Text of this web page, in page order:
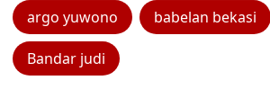
argo yuwono babelan bekasi
Bandar judi